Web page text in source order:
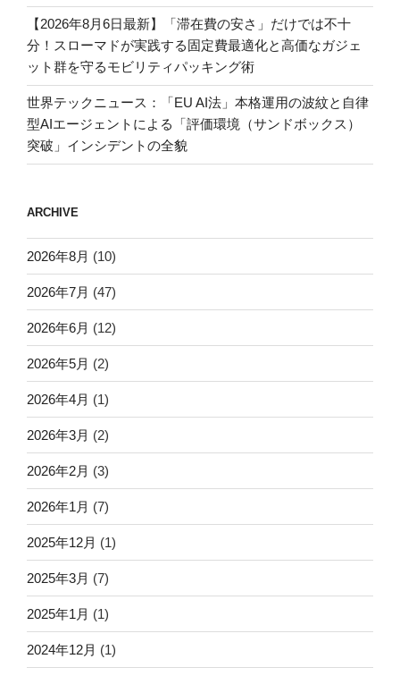
【2026年8月6日最新】「滞在費の安さ」だけでは不十
分！スローマドが実践する固定費最適化と高価なガジェ
ット群を守るモビリティパッキング術
世界テックニュース：「EU AI法」本格運用の波紋と自律
型AIエージェントによる「評価環境（サンドボックス）
突破」インシデントの全貌
ARCHIVE
2026年8月 (10)
2026年7月 (47)
2026年6月 (12)
2026年5月 (2)
2026年4月 (1)
2026年3月 (2)
2026年2月 (3)
2026年1月 (7)
2025年12月 (1)
2025年3月 (7)
2025年1月 (1)
2024年12月 (1)